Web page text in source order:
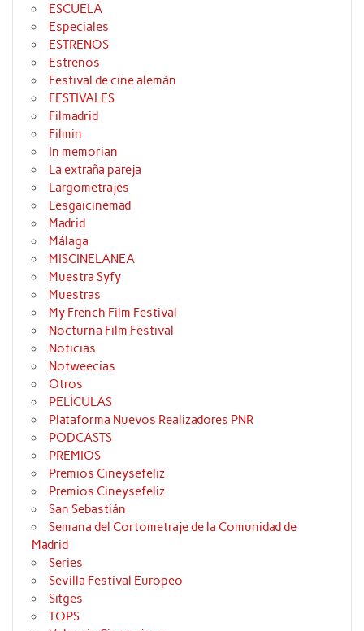
ESCUELA
Especiales
ESTRENOS
Estrenos
Festival de cine alemán
FESTIVALES
Filmadrid
Filmin
In memorian
La extraña pareja
Largometrajes
Lesgaicinemad
Madrid
Málaga
MISCINELANEA
Muestra Syfy
Muestras
My French Film Festival
Nocturna Film Festival
Noticias
Notweecias
Otros
PELÍCULAS
Plataforma Nuevos Realizadores PNR
PODCASTS
PREMIOS
Premios Cineysefeliz
Premios Cineysefeliz
San Sebastián
Semana del Cortometraje de la Comunidad de
Madrid
Series
Sevilla Festival Europeo
Sitges
TOPS